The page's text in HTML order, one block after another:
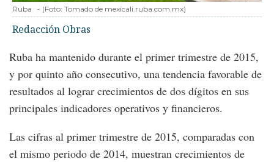
Ruba - (Foto: Tomado de mexicali.ruba.com.mx)
Redacción Obras
Ruba ha mantenido durante el primer trimestre de 2015,
y por quinto año consecutivo, una tendencia favorable de
resultados al lograr crecimientos de dos dígitos en sus
principales indicadores operativos y financieros.
Las cifras al primer trimestre de 2015, comparadas con
el mismo periodo de 2014, muestran crecimientos de